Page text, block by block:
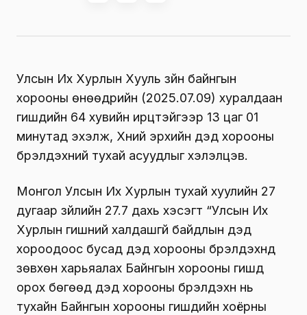
Улсын Их Хурлын Хууль зүйн байнгын
хорооны өнөөдрийн (2025.07.09) хуралдаан
гишүүдийн 64 хувийн ирцтэйгээр 13 цаг 01
минутад эхэлж, Хүний эрхийн дэд хорооны
бүрэлдэхүүний тухай асуудлыг хэлэлцэв.
Монгол Улсын Их Хурлын тухай хуулийн 27
дугаар зүйлийн 27.7 дахь хэсэгт “Улсын Их
Хурлын гишүүний халдашгүй байдлын дэд
хороодоос бусад дэд хорооны бүрэлдэхүүнд
зөвхөн харьяалах Байнгын хорооны гишүүд
орох бөгөөд дэд хорооны бүрэлдэхүүн нь
тухайн Байнгын хорооны гишүүдийн хоёрны